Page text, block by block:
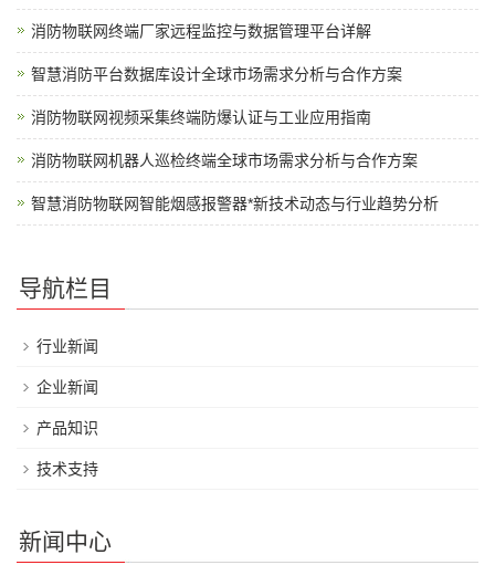
消防物联网终端厂家远程监控与数据管理平台详解
智慧消防平台数据库设计全球市场需求分析与合作方案
消防物联网视频采集终端防爆认证与工业应用指南
消防物联网机器人巡检终端全球市场需求分析与合作方案
智慧消防物联网智能烟感报警器*新技术动态与行业趋势分析
导航栏目
行业新闻
企业新闻
产品知识
技术支持
新闻中心